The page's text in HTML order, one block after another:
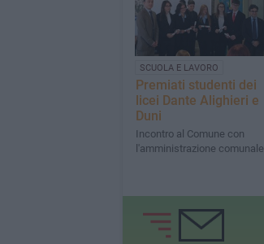
SCUOLA E LAVORO
Premiati studenti dei
licei Dante Alighieri e
Duni
Incontro al Comune con
l'amministrazione comunale